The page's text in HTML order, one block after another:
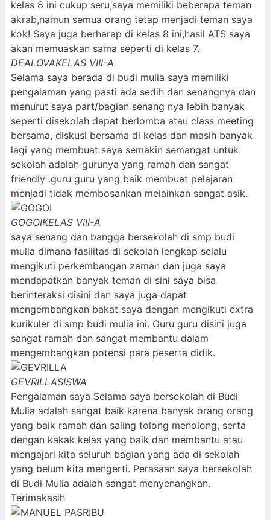
kelas 8 ini cukup seru,saya memiliki beberapa teman
akrab,namun semua orang tetap menjadi teman saya
kok! Saya juga berharap di kelas 8 ini,hasil ATS saya
akan memuaskan sama seperti di kelas 7.
DEALOVAKELAS VIII-A
Selama saya berada di budi mulia saya memiliki
pengalaman yang pasti ada sedih dan senangnya dan
menurut saya part/bagian senang nya lebih banyak
seperti disekolah dapat berlomba atau class meeting
bersama, diskusi bersama di kelas dan masih banyak
lagi yang membuat saya semakin semangat untuk
sekolah adalah gurunya yang ramah dan sangat
friendly .guru guru yang baik membuat pelajaran
menjadi tidak membosankan melainkan sangat asik.
GOGOIKELAS VIII-A
saya senang dan bangga bersekolah di smp budi
mulia dimana fasilitas di sekolah lengkap selalu
mengikuti perkembangan zaman dan juga saya
mendapatkan banyak teman di sini saya bisa
berinteraksi disini dan saya juga dapat
mengembangkan bakat saya dengan mengikuti extra
kurikuler di smp budi mulia ini. Guru guru disini juga
sangat ramah dan sangat membantu dalam
mengembangkan potensi para peserta didik.
GEVRILLASISWA
Pengalaman saya Selama saya bersekolah di Budi
Mulia adalah sangat baik karena banyak orang orang
yang baik ramah dan saling tolong menolong, serta
dengan kakak kelas yang baik dan membantu atau
mengajari kita seluruh bagian yang ada di sekolah
yang belum kita mengerti. Perasaan saya bersekolah
di Budi Mulia adalah sangat menyenangkan.
Terimakasih